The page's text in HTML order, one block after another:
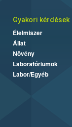
Gyakori kérdések
Élelmiszer
Állat
Növény
Laboratóriumok
Labor/Egyéb